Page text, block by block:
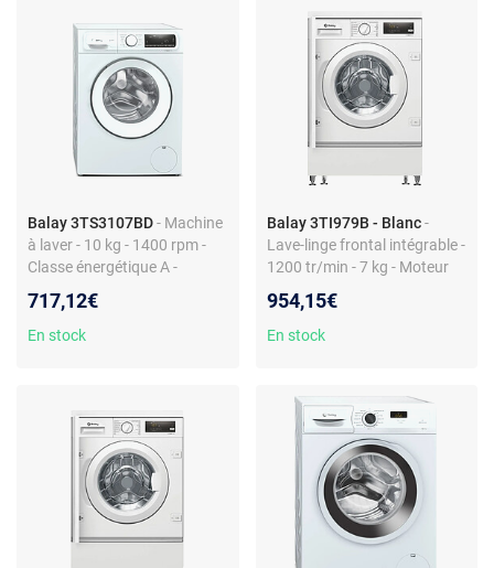
Balay 3TS3107BD- Machine
à laver - 10 kg - 1400 rpm -
Classe énergétique A -
717,12€
En stock
Balay 3TI979B - Blanc -
Lave-linge frontal intégrable -
1200 tr/min - 7 kg - Moteur
restant - Programmes laine -
Classe énergie C - Essorage B
954,15€
En stock